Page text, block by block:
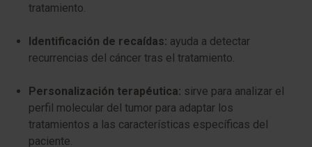
tratamiento.
Identificación de recaídas: ayuda a detectar
recurrencias del cáncer tras el tratamiento.
Personalización terapéutica: sirve para analizar el
perfil molecular del tumor para adaptar los
tratamientos a las características específicas del
paciente.